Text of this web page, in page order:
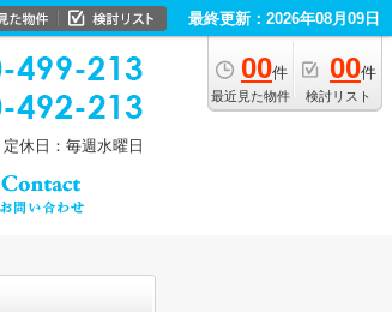
最終更新：2026年08月09日
00件
最近見た物件
00件
検討リスト
定休日：毎週水曜日